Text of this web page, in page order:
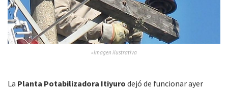
»Imagen ilustrativa
La Planta Potabilizadora Itiyuro dejó de funcionar ayer